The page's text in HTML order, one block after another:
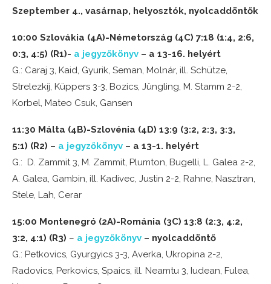
Szeptember 4., vasárnap, helyosztók, nyolcaddöntők
10:00 Szlovákia (4A)-Németország (4C) 7:18 (1:4, 2:6,
0:3, 4:5) (R1)- a jegyzőkönyv – a 13-16. helyért
G.: Caraj 3, Kaid, Gyurik, Seman, Molnár, ill. Schütze,
Strelezkíj, Küppers 3-3, Bozics, Jüngling, M. Stamm 2-2,
Korbel, Mateo Csuk, Gansen
11:30 Málta (4B)-Szlovénia (4D) 13:9 (3:2, 2:3, 3:3,
5:1) (R2) – a jegyzőkönyv – a 13-1. helyért
G.: D. Zammit 3, M. Zammit, Plumton, Bugelli, L. Galea 2-2,
A. Galea, Gambin, ill. Kadivec, Justin 2-2, Rahne, Nasztran,
Stele, Lah, Cerar
15:00 Montenegró (2A)-Románia (3C) 13:8 (2:3, 4:2,
3:2, 4:1) (R3) – a jegyzőkönyv – nyolcaddöntő
G.: Petkovics, Gyurgyics 3-3, Averka, Ukropina 2-2,
Radovics, Perkovics, Spaics, ill. Neamtu 3, Iudean, Fulea,